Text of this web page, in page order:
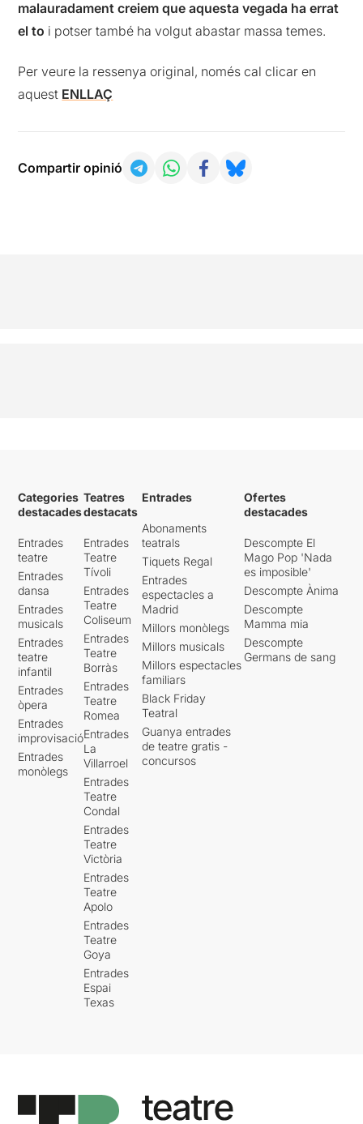
malauradament creiem que aquesta vegada ha errat
el to i potser també ha volgut abastar massa temes.
Per veure la ressenya original, només cal clicar en
aquest ENLLAÇ
Compartir opinió
Categories
destacades
Entrades
teatre
Entrades
dansa
Entrades
musicals
Entrades
teatre
infantil
Entrades
òpera
Entrades
improvisació
Entrades
monòlegs
Teatres
destacats
Entrades
Teatre
Tívoli
Entrades
Teatre
Coliseum
Entrades
Teatre
Borràs
Entrades
Teatre
Romea
Entrades
La
Villarroel
Entrades
Teatre
Condal
Entrades
Teatre
Victòria
Entrades
Teatre
Apolo
Entrades
Teatre
Goya
Entrades
Espai
Texas
Entrades
Abonaments
teatrals
Tiquets Regal
Entrades
espectacles a
Madrid
Millors monòlegs
Millors musicals
Millors espectacles
familiars
Black Friday
Teatral
Guanya entrades
de teatre gratis -
concursos
Ofertes
destacades
Descompte El
Mago Pop 'Nada
es imposible'
Descompte Ànima
Descompte
Mamma mia
Descompte
Germans de sang